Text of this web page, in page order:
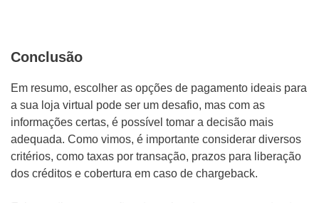
Conclusão
Em resumo, escolher as opções de pagamento ideais para
a sua loja virtual pode ser um desafio, mas com as
informações certas, é possível tomar a decisão mais
adequada. Como vimos, é importante considerar diversos
critérios, como taxas por transação, prazos para liberação
dos créditos e cobertura em caso de chargeback.